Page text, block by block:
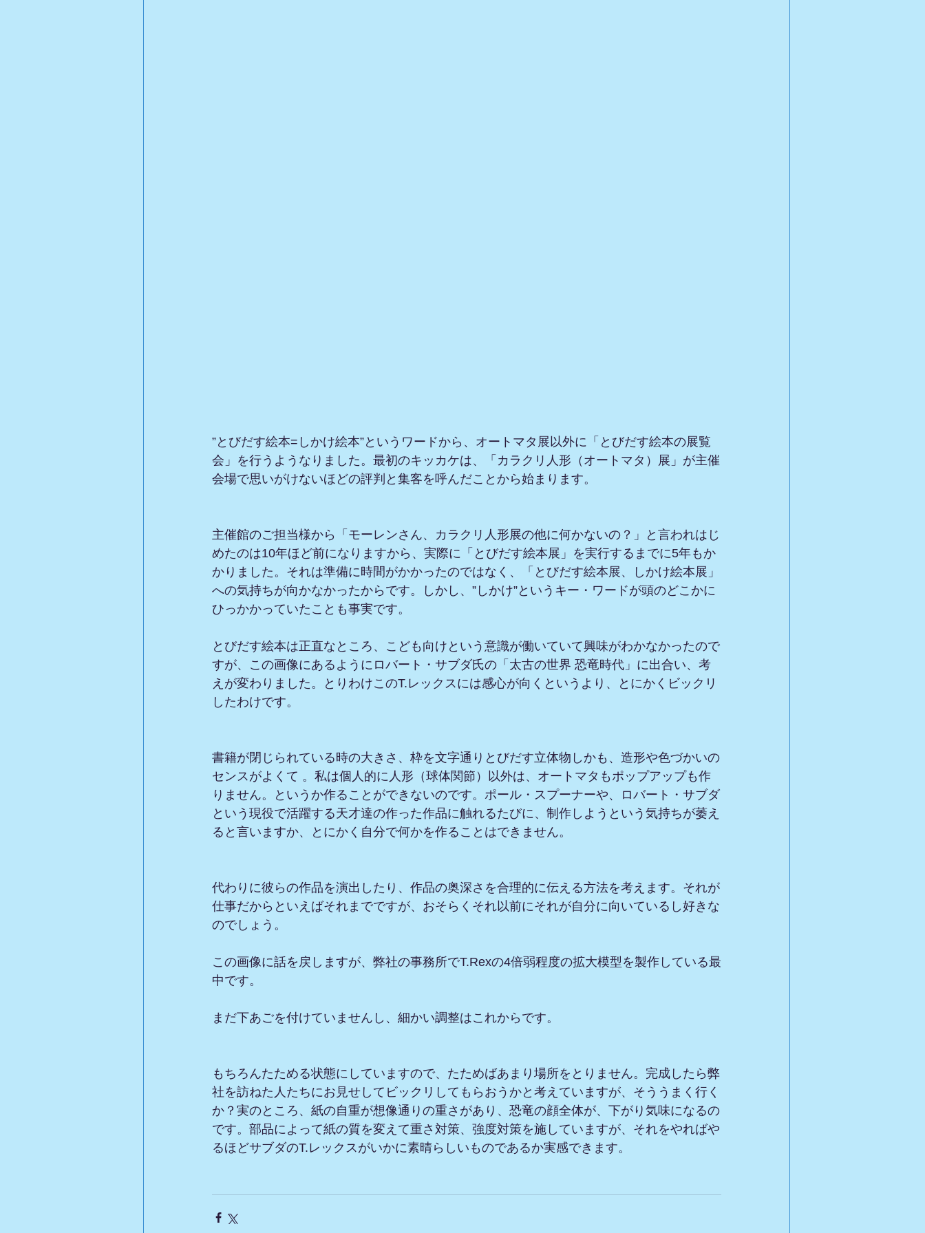
”とびだす絵本=しかけ絵本”というワードから、オートマタ展以外に「とびだす絵本の展覧
会」を行うようなりました。最初のキッカケは、「カラクリ人形（オートマタ）展」が主催
会場で思いがけないほどの評判と集客を呼んだことから始まります。
主催館のご担当様から「モーレンさん、カラクリ人形展の他に何かないの？」と言われはじ
めたのは10年ほど前になりますから、実際に「とびだす絵本展」を実行するまでに5年もか
かりました。それは準備に時間がかかったのではなく、「とびだす絵本展、しかけ絵本展」
への気持ちが向かなかったからです。しかし、”しかけ”というキー・ワードが頭のどこかに
ひっかかっていたことも事実です。
とびだす絵本は正直なところ、こども向けという意識が働いていて興味がわかなかったので
すが、この画像にあるようにロバート・サブダ氏の「太古の世界 恐竜時代」に出合い、考
えが変わりました。とりわけこのT.レックスには感心が向くというより、とにかくビックリ
したわけです。
書籍が閉じられている時の大きさ、枠を文字通りとびだす立体物しかも、造形や色づかいの
センスがよくて 。私は個人的に人形（球体関節）以外は、オートマタもポップアップも作
りません。というか作ることができないのです。ポール・スプーナーや、ロバート・サブダ
という現役で活躍する天才達の作った作品に触れるたびに、制作しようという気持ちが萎え
ると言いますか、とにかく自分で何かを作ることはできません。
代わりに彼らの作品を演出したり、作品の奥深さを合理的に伝える方法を考えます。それが
仕事だからといえばそれまでですが、おそらくそれ以前にそれが自分に向いているし好きな
のでしょう。
この画像に話を戻しますが、弊社の事務所でT.Rexの4倍弱程度の拡大模型を製作している最
中です。
まだ下あごを付けていませんし、細かい調整はこれからです。
もちろんたためる状態にしていますので、たためばあまり場所をとりません。完成したら弊
社を訪ねた人たちにお見せしてビックリしてもらおうかと考えていますが、そううまく行く
か？実のところ、紙の自重が想像通りの重さがあり、恐竜の顔全体が、下がり気味になるの
です。部品によって紙の質を変えて重さ対策、強度対策を施していますが、それをやればや
るほどサブダのT.レックスがいかに素晴らしいものであるか実感できます。